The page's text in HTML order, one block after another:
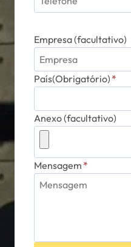
Empresa (facultativo)
País(Obrigatório) *
Anexo (facultativo)
Mensagem *